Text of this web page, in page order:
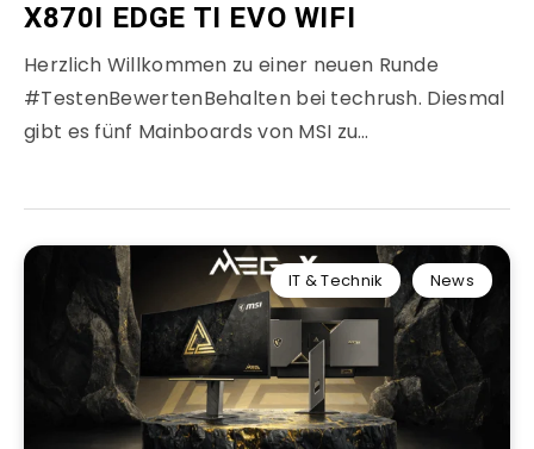
X870I EDGE TI EVO WIFI
Herzlich Willkommen zu einer neuen Runde
#TestenBewertenBehalten bei techrush. Diesmal
gibt es fünf Mainboards von MSI zu…
IT & Technik News